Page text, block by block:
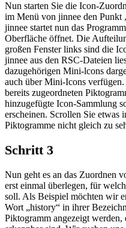
Nun starten Sie die Icon-
im Menü von jinnee den Punkt
jinnee startet nun das
Oberfläche öffnet. Die
großen Fenster links sind die
jinnee aus den RSC-Dateien
dazugehörigen Mini-lcons
auch über Mini-Icons
bereits zugeordneten
hinzugefügte Icon-Sammlung
erscheinen. Scrollen Sie etwas
Piktogramme nicht gleich zu
Schritt 3
Nun geht es an das Zuordnen
erst einmal überlegen, für
soll. Als Beispiel möchten wir
Wort „history“ in ihrer
Piktogramm angezeigt